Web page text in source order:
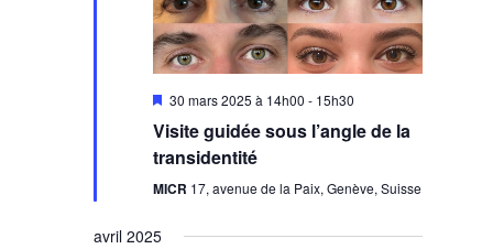
Mis
avant
30 mars 2025 à 14h00 - 15h30
Visite guidée sous l’angle de la
transidentité
MICR 17, avenue de la Paix, Genève, Suisse
avril 2025